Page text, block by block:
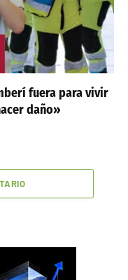
fuera para vivir
daño»